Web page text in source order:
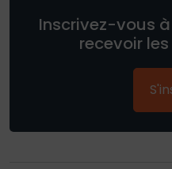
Inscrivez-vous
recevoir